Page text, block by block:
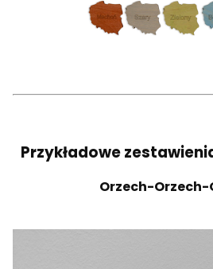
Przykładowe
Orzech-Orzech-